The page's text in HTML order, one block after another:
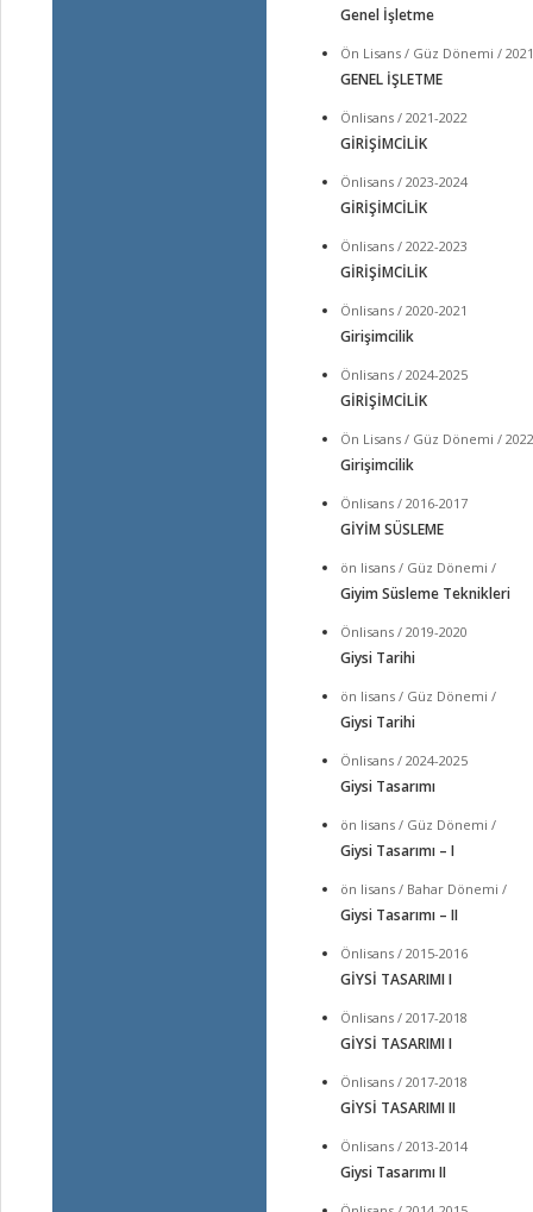
Genel İşletme
Ön Lisans / Güz Dönemi /
GENEL İŞLETME
Önlisans / 2021-2022
GİRİŞİMCİLİK
Önlisans / 2023-2024
GİRİŞİMCİLİK
Önlisans / 2022-2023
GİRİŞİMCİLİK
Önlisans / 2020-2021
Girişimcilik
Önlisans / 2024-2025
GİRİŞİMCİLİK
Ön Lisans / Güz Dönemi /
Girişimcilik
Önlisans / 2016-2017
GİYİM SÜSLEME
ön lisans / Güz Dönemi /
Giyim Süsleme Teknikleri
Önlisans / 2019-2020
Giysi Tarihi
ön lisans / Güz Dönemi /
Giysi Tarihi
Önlisans / 2024-2025
Giysi Tasarımı
ön lisans / Güz Dönemi /
Giysi Tasarımı – I
ön lisans / Bahar Dönemi /
Giysi Tasarımı – II
Önlisans / 2015-2016
GİYSİ TASARIMI I
Önlisans / 2017-2018
GİYSİ TASARIMI I
Önlisans / 2017-2018
GİYSİ TASARIMI II
Önlisans / 2013-2014
Giysi Tasarımı II